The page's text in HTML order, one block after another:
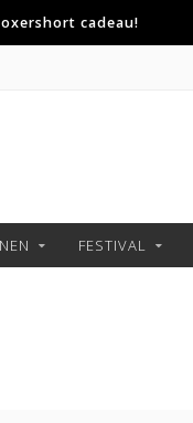
cadeau!
FESTIVAL